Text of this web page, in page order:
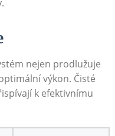
nejen prodlužuje
výkon. Čisté
k efektivnímu